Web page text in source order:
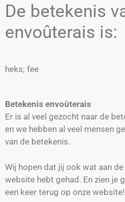
De betekenis
envoûterais is:
heks; fee
Betekenis envoûterais
Er is al veel gezocht naar de
en we hebben al veel mensen
van de betekenis.
Wij hopen dat jij ook wat aan
website hebt gehad. En zien je
een keer terug op onze website!